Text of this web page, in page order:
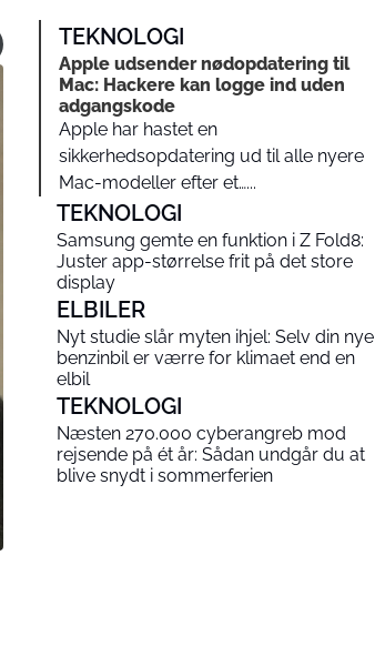
TEKNOLOGI
Apple udsender nødopdatering til
Mac: Hackere kan logge ind uden
adgangskode
Apple har hastet en
sikkerhedsopdatering ud til alle nyere
Mac-modeller efter et…...
TEKNOLOGI
Samsung gemte en funktion i Z Fold8:
Juster app-størrelse frit på det store
display
ELBILER
Nyt studie slår myten ihjel: Selv din nye
benzinbil er værre for klimaet end en
elbil
TEKNOLOGI
Næsten 270.000 cyberangreb mod
rejsende på ét år: Sådan undgår du at
blive snydt i sommerferien